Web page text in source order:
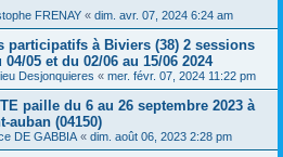
FRENAY « dim. avr. 07, 2024 6:24 am
participatifs à Biviers (38) 2 sessions
05 et du 02/06 au 15/06 2024
Desjonquieres « mer. févr. 07, 2024 11:22 pm
paille du 6 au 26 septembre 2023 à
auban (04150)
DE GABBIA « dim. août 06, 2023 2:28 pm